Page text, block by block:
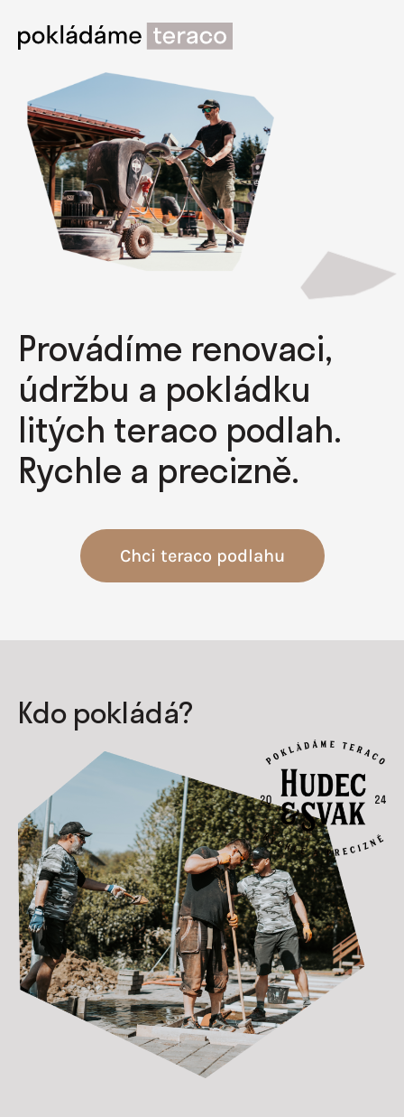
Provádíme renovaci,
údržbu a pokládku
litých teraco podlah.
Rychle a precizně.
Chci teraco podlahu
Kdo pokládá?